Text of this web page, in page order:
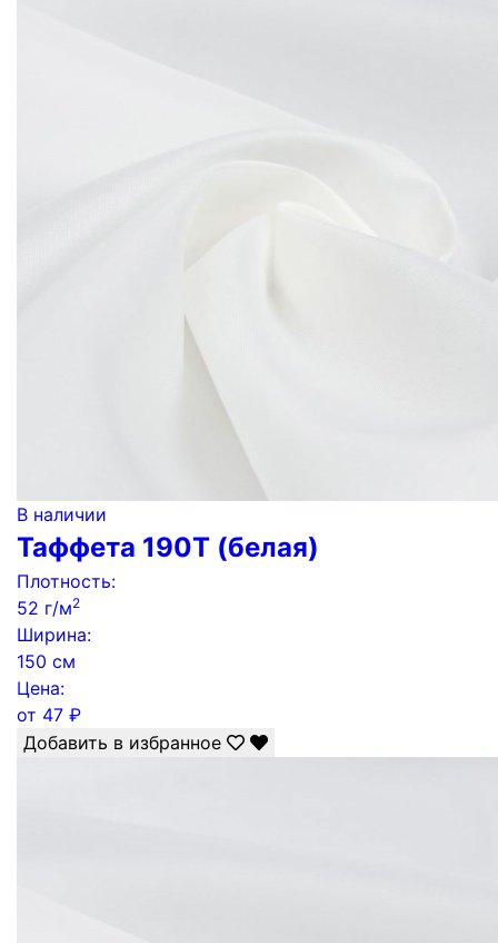
В наличии
Таффета 190Т (белая)
Плотность:
52 г/м2
Ширина:
150 см
Цена:
от 47 ₽
Добавить в избранное